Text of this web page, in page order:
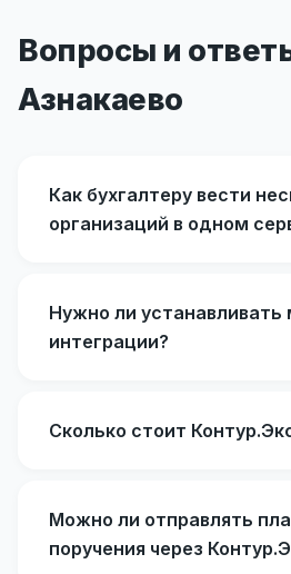
Вопросы и
Азнакаево
Как бухгалтеру вести
организаций в одном
Нужно ли устанавливать
интеграции?
Сколько стоит
Можно ли отправлять
поручения через